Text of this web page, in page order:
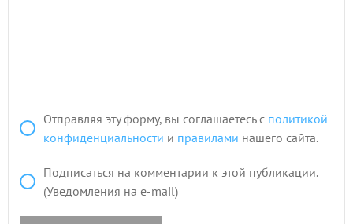
Отправляя эту форму, вы соглашаетесь с политикой
конфиденциальности и правилами нашего сайта.
Подписаться на комментарии к этой публикации.
(Уведомления на e-mail)